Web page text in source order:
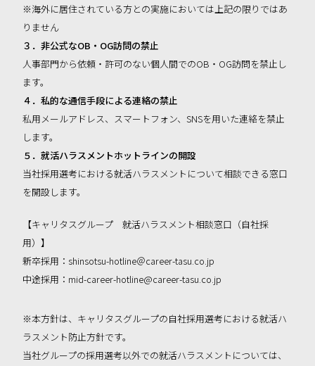
※海外に居住されている方との実施においては上記の限りではあ
りません
３．非公式なOB・OG訪問の禁止
人事部門から依頼・許可のない個人間でのOB・OG訪問を禁止し
ます。
４．私的な通信手段による連絡の禁止
私用メールアドレス、スマートフォン、SNSを用いた連絡を禁止
します。
５．就活ハラスメントホットラインの開設
当社採用選考における就活ハラスメントについて相談できる窓口
を開設します。
【キャリタスグループ 就活ハラスメント相談窓口（自社採
用）】
新卒採用：shinsotsu-hotline＠career-tasu.co.jp
中途採用：mid-career-hotline@career-tasu.co.jp
※本方針は、キャリタスグループの自社採用選考における就活ハ
ラスメント防止方針です。
当社グループの採用選考以外での就活ハラスメントについては、